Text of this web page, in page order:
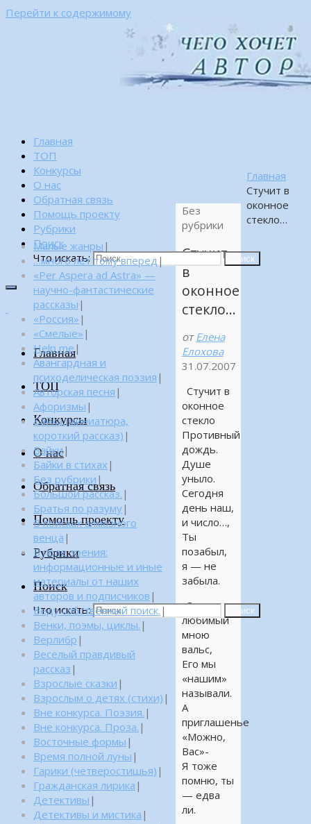
Перейти к содержимому
Главная
ТОП
Конкурсы
О нас
Обратная связь
Помощь проекту
Рубрики
Поиск
Что искать:
Поиск
Главная
ТОП
Конкурсы
О нас
Обратная связь
Помощь проекту
Рубрики
Поиск
Что искать: Поиск
Главная
Стучит в
оконное
стекло…
Без
рубрики
Стучит
в
оконное
стекло…
от Елена
Елохова
31.07.2007
Стучит в
оконное
стекло
Противный
дождь.
Душе
уныло.
Сегодня
день наш,
и число…,
Ты
позабыл,
я — не
забыла.
Звучит
любимый
мною
вальс,
Его мы
«нашим»
называли.
А
приглашенье
«Можно,
Вас»-
Я тоже
помню, ты
— едва
ли.
Малые жанры |
…много лет тому вперед |
«Per Aspera ad Astra» —
научно-фантастические
рассказы |
«Россия» |
«Смелые» |
Help me|
Авангардная и
психоделическая поэзия |
Авторская песня |
Афоризмы |
Байка (миниатюра,
короткий рассказ) |
Байки|
Байки в стихах |
Без рубрики |
Большой рассказ. |
Братья по разуму|
В поисках алмазного
венца |
В поле зрения:
информационные и иные
материалы от наших
авторов и подписчиков |
Веду собственный поиск. |
Венки, поэмы, циклы. |
Верлибр |
Веселый правдивый
рассказ |
Взрослые сказки |
Взрослым о детях (стихи) |
Вне конкурса. Поэзия. |
Вне конкурса. Проза. |
Восточные формы |
Время полной луны |
Гарики (четверостишья) |
Гражданская лирика |
Детективы |
Детективы и мистика |